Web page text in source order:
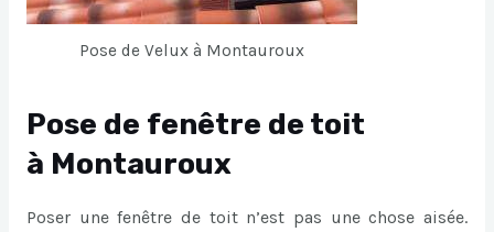
Pose de Velux à Montauroux
Pose de fenêtre de toit
à Montauroux
Poser une fenêtre de toit n’est pas une chose aisée.